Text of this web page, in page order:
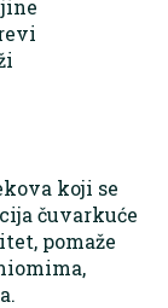
koji se
čuvarkuće
pomaže